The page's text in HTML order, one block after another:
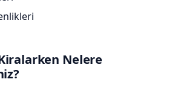
Nelere